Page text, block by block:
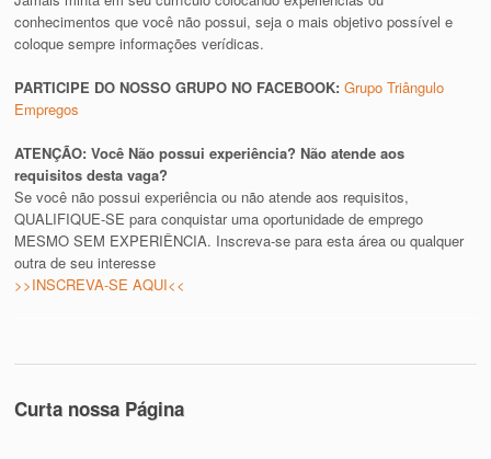
conhecimentos que você não possui, seja o mais objetivo possível e
coloque sempre informações verídicas.
PARTICIPE DO NOSSO GRUPO NO FACEBOOK:Grupo Triângulo
Empregos
ATENÇÃO: Você Não possui experiência? Não atende aos
requisitos desta vaga?
Se você não possui experiência ou não atende aos requisitos,
QUALIFIQUE-SE para conquistar uma oportunidade de emprego
MESMO SEM EXPERIÊNCIA. Inscreva-se para esta área ou qualquer
outra de seu interesse
>>INSCREVA-SE AQUI<<
Curta nossa Página